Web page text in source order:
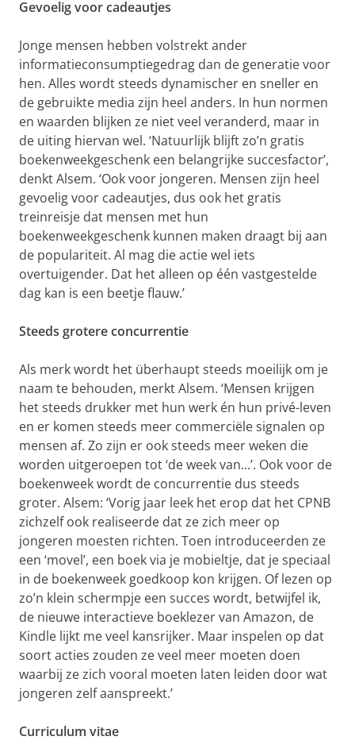
Gevoelig voor cadeautjes
Jonge mensen hebben volstrekt ander
informatieconsumptiegedrag dan de generatie voor
hen. Alles wordt steeds dynamischer en sneller en
de gebruikte media zijn heel anders. In hun normen
en waarden blijken ze niet veel veranderd, maar in
de uiting hiervan wel. ‘Natuurlijk blijft zo’n gratis
boekenweekgeschenk een belangrijke succesfactor’,
denkt Alsem. ‘Ook voor jongeren. Mensen zijn heel
gevoelig voor cadeautjes, dus ook het gratis
treinreisje dat mensen met hun
boekenweekgeschenk kunnen maken draagt bij aan
de populariteit. Al mag die actie wel iets
overtuigender. Dat het alleen op één vastgestelde
dag kan is een beetje flauw.’
Steeds grotere concurrentie
Als merk wordt het überhaupt steeds moeilijk om je
naam te behouden, merkt Alsem. ‘Mensen krijgen
het steeds drukker met hun werk én hun privé-leven
en er komen steeds meer commerciële signalen op
mensen af. Zo zijn er ook steeds meer weken die
worden uitgeroepen tot ‘de week van...’. Ook voor de
boekenweek wordt de concurrentie dus steeds
groter. Alsem: ‘Vorig jaar leek het erop dat het CPNB
zichzelf ook realiseerde dat ze zich meer op
jongeren moesten richten. Toen introduceerden ze
een ‘movel’, een boek via je mobieltje, dat je speciaal
in de boekenweek goedkoop kon krijgen. Of lezen op
zo’n klein schermpje een succes wordt, betwijfel ik,
de nieuwe interactieve boeklezer van Amazon, de
Kindle lijkt me veel kansrijker. Maar inspelen op dat
soort acties zouden ze veel meer moeten doen
waarbij ze zich vooral moeten laten leiden door wat
jongeren zelf aanspreekt.’
Curriculum vitae